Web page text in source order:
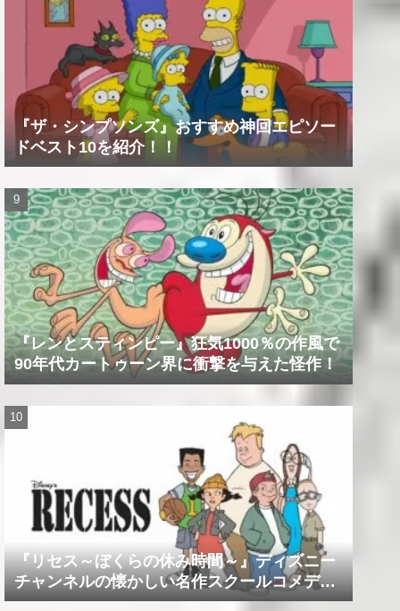
『ザ・シンプソンズ』おすすめ神回エピソー
ドベスト10を紹介！！
『レンとスティンピー』狂気1000％の作風で
90年代カートゥーン界に衝撃を与えた怪作！
『リセス～ぼくらの休み時間～』ディズニー
チャンネルの懐かしい名作スクールコメデ
ィ！！